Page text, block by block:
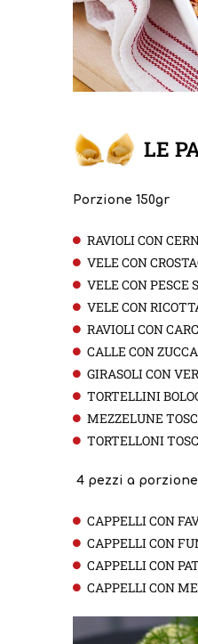
LE
Porzione 150gr
RAVIOLI CON
VELE CON
VELE CON PESCE
VELE CON
RAVIOLI CON
CALLE CON
GIRASOLI CON
TORTELLINI
MEZZELUNE
TORTELLONI
4 pezzi a porzione
CAPPELLI CON
CAPPELLI CON
CAPPELLI CON
CAPPELLI CON